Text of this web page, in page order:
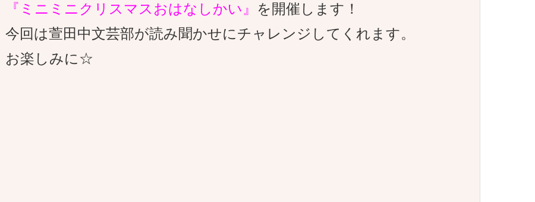
『ミニミニクリスマスおはなしかい』 を開催します！
今回は萱田中文芸部が読み聞かせにチャレンジしてくれます。
お楽しみに☆